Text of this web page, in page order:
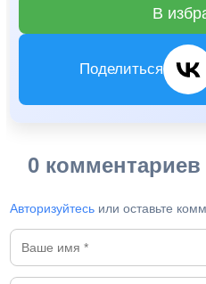
В
Поделиться
0 комментариев
Авторизуйтесь или оставьте